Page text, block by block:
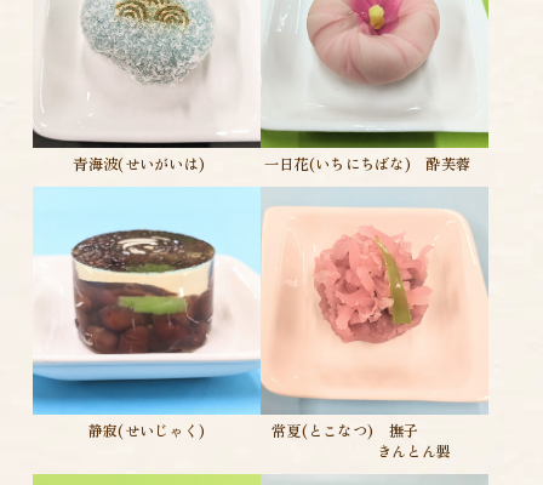
青海波(せいがいは) 一日花(いちにちばな) 酔芙蓉
静寂(せいじゃく)
常夏(とこなつ) 撫子
きんとん製